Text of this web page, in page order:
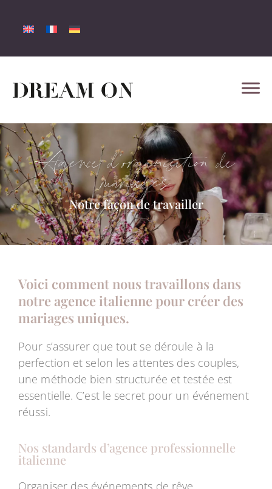
Agence d’organisation de
mariages
Notre façon de travailler
Voici comment nous travaillons dans
notre agence italienne pour créer des
mariages uniques.
Pour s’assurer que tout se déroule à la
perfection et selon les attentes des couples,
une méthode bien structurée et testée est
essentielle. C’est le secret pour un événement
réussi.
Nos standards d’agence professionnelle
italienne
Organiser des événements de rêve,